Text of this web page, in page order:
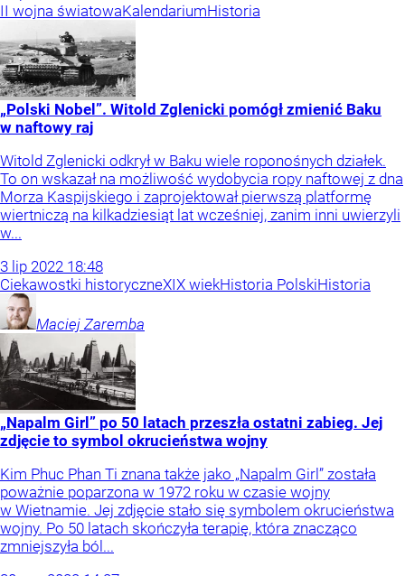
II wojna światowaKalendariumHistoria
„Polski Nobel”. Witold Zglenicki pomógł zmienić Baku
w naftowy raj
Witold Zglenicki odkrył w Baku wiele roponośnych działek.
To on wskazał na możliwość wydobycia ropy naftowej z dna
Morza Kaspijskiego i zaprojektował pierwszą platformę
wiertniczą na kilkadziesiąt lat wcześniej, zanim inni uwierzyli
w...
3 lip 2022 18:48
Ciekawostki historyczneXIX wiekHistoria PolskiHistoria
Maciej Zaremba
„Napalm Girl” po 50 latach przeszła ostatni zabieg. Jej
zdjęcie to symbol okrucieństwa wojny
Kim Phuc Phan Ti znana także jako „Napalm Girl” została
poważnie poparzona w 1972 roku w czasie wojny
w Wietnamie. Jej zdjęcie stało się symbolem okrucieństwa
wojny. Po 50 latach skończyła terapię, która znacząco
zmniejszyła ból...